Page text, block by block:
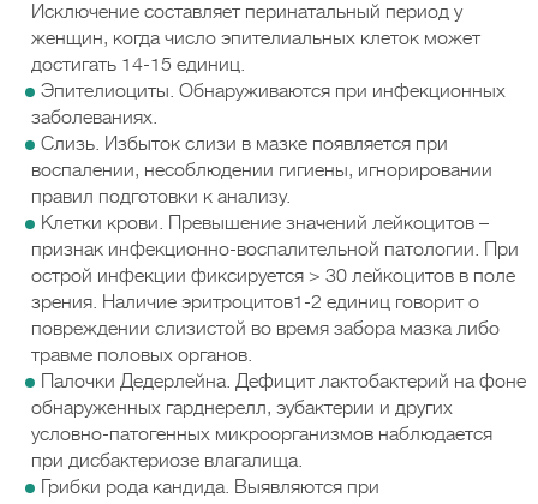
Исключение составляет перинатальный период у
женщин, когда число эпителиальных клеток может
достигать 14-15 единиц.
Эпителиоциты. Обнаруживаются при инфекционных
заболеваниях.
Слизь. Избыток слизи в мазке появляется при
воспалении, несоблюдении гигиены, игнорировании
правил подготовки к анализу.
Клетки крови. Превышение значений лейкоцитов –
признак инфекционно-воспалительной патологии. При
острой инфекции фиксируется > 30 лейкоцитов в поле
зрения. Наличие эритроцитов1-2 единиц говорит о
повреждении слизистой во время забора мазка либо
травме половых органов.
Палочки Дедерлейна. Дефицит лактобактерий на фоне
обнаруженных гарднерелл, эубактерии и других
условно-патогенных микроорганизмов наблюдается
при дисбактериозе влагалища.
Грибки рода кандида. Выявляются при